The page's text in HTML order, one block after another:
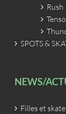
Rush
SPOTS &
NEWS/
Filles et